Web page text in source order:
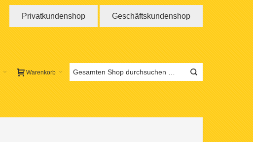
Privatkundenshop Geschäftskundenshop
Warenkorb